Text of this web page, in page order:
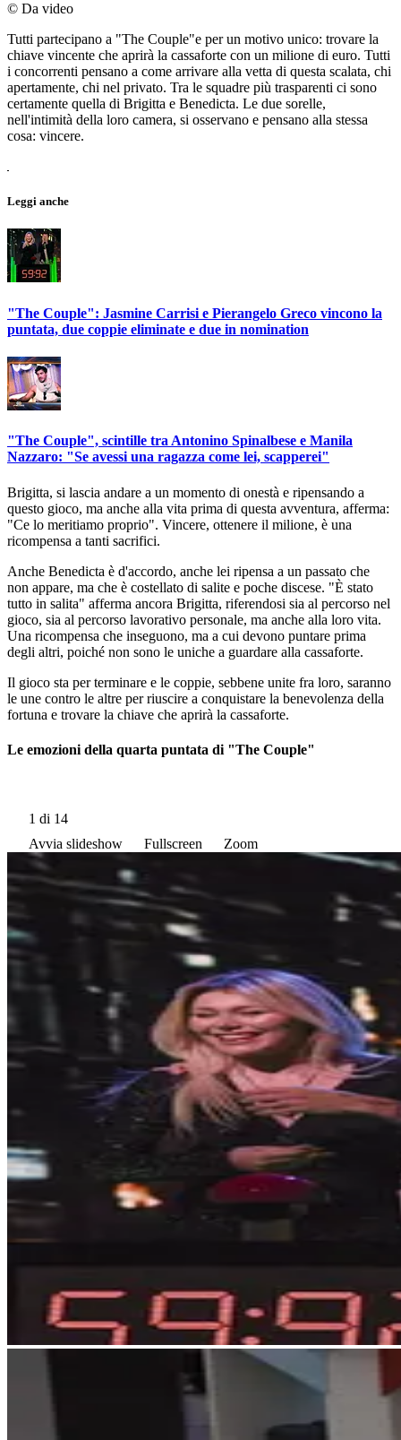
© Da video
Tutti partecipano a "The Couple"e per un motivo unico: trovare la
chiave vincente che aprirà la cassaforte con un milione di euro. Tutti
i concorrenti pensano a come arrivare alla vetta di questa scalata, chi
apertamente, chi nel privato. Tra le squadre più trasparenti ci sono
certamente quella di Brigitta e Benedicta. Le due sorelle,
nell'intimità della loro camera, si osservano e pensano alla stessa
cosa: vincere.
Leggi anche
"The Couple": Jasmine Carrisi e Pierangelo Greco vincono la
puntata, due coppie eliminate e due in nomination
"The Couple", scintille tra Antonino Spinalbese e Manila
Nazzaro: "Se avessi una ragazza come lei, scapperei"
Brigitta, si lascia andare a un momento di onestà e ripensando a
questo gioco, ma anche alla vita prima di questa avventura, afferma:
"Ce lo meritiamo proprio". Vincere, ottenere il milione, è una
ricompensa a tanti sacrifici.
Anche Benedicta è d'accordo, anche lei ripensa a un passato che
non appare, ma che è costellato di salite e poche discese. "È stato
tutto in salita" afferma ancora Brigitta, riferendosi sia al percorso nel
gioco, sia al percorso lavorativo personale, ma anche alla loro vita.
Una ricompensa che inseguono, ma a cui devono puntare prima
degli altri, poiché non sono le uniche a guardare alla cassaforte.
Il gioco sta per terminare e le coppie, sebbene unite fra loro, saranno
le une contro le altre per riuscire a conquistare la benevolenza della
fortuna e trovare la chiave che aprirà la cassaforte.
Le emozioni della quarta puntata di "The Couple"
1 di 14
Avvia slideshow
Fullscreen Zoom